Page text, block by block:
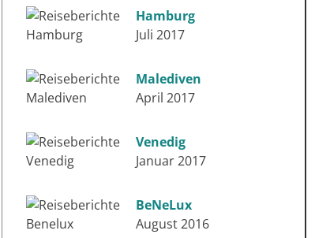
Hamburg
Juli 2017
Malediven
April 2017
Venedig
Januar 2017
BeNeLux
August 2016